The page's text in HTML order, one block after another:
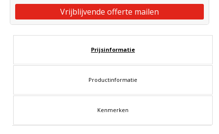
Vrijblijvende offerte mailen
Prijsinformatie
Productinformatie
Kenmerken